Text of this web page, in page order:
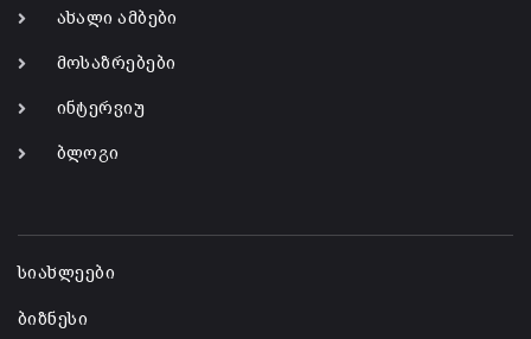
ახალი ამბები
მოსაზრებები
ინტერვიუ
ბლოგი
სიახლეები
ბიზნესი